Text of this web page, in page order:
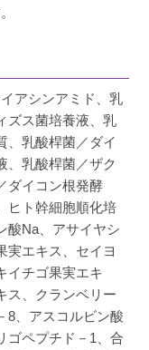
アシンアミド、乳
ズス菌培養液、乳
、乳酸桿菌／ダイ
、乳酸桿菌／ザク
ダイコン根発酵
ヒト幹細胞順化培
酸Na、アサイヤシ
実エキス、セイヨ
イチゴ果実エキ
ス、クランベリー
8、アスコルビン酸
ゴペプチド－1、合